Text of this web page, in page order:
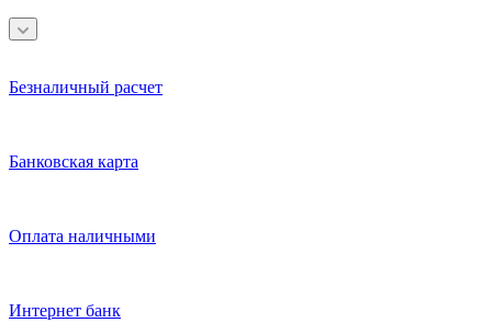
Безналичный расчет
Банковская карта
Оплата наличными
Интернет банк